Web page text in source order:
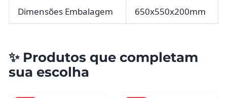
Dimensões Embalagem 650x550x200mm
✨ Produtos que completam
sua escolha